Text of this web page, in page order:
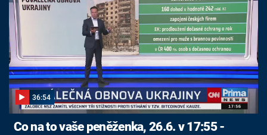
36:54
Co na to vaše peněženka, 26.6. v 17:55 -